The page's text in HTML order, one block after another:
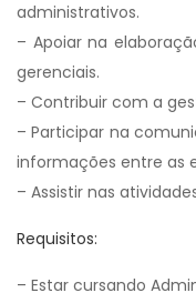
administrativos.
– Apoiar na
gerenciais.
– Contribuir com a
– Participar na
informações entre as
– Assistir nas
Requisitos:
– Estar cursando